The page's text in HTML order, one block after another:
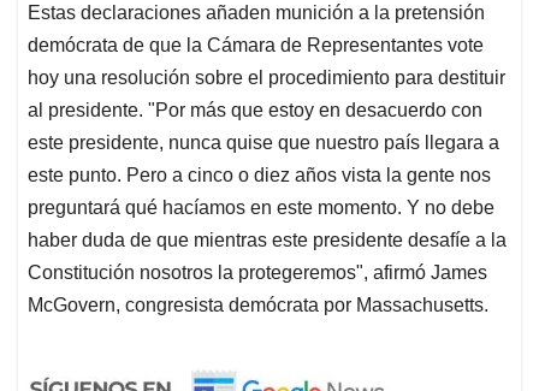
Estas declaraciones añaden munición a la pretensión
demócrata de que la Cámara de Representantes vote
hoy una resolución sobre el procedimiento para destituir
al presidente. "Por más que estoy en desacuerdo con
este presidente, nunca quise que nuestro país llegara a
este punto. Pero a cinco o diez años vista la gente nos
preguntará qué hacíamos en este momento. Y no debe
haber duda de que mientras este presidente desafíe a la
Constitución nosotros la protegeremos", afirmó James
McGovern, congresista demócrata por Massachusetts.